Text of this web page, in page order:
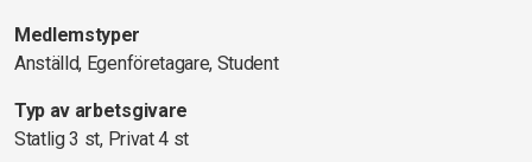
Medlemstyper
Anställd, Egenföretagare, Student
Typ av arbetsgivare
Statlig 3 st, Privat 4 st